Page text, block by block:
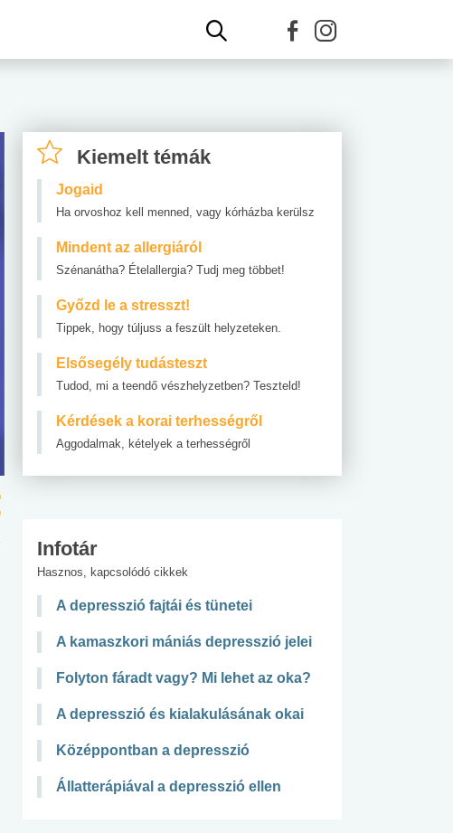
Kiemelt témák
Jogaid
Ha orvoshoz kell menned, vagy kórházba kerülsz
Mindent az allergiáról
Szénanátha? Ételallergia? Tudj meg többet!
Győzd le a stresszt!
Tippek, hogy túljuss a feszült helyzeteken.
Elsősegély tudásteszt
Tudod, mi a teendő vészhelyzetben? Teszteld!
Kérdések a korai terhességről
Aggodalmak, kételyek a terhességről
Infotár
Hasznos, kapcsolódó cikkek
A depresszió fajtái és tünetei
A kamaszkori mániás depresszió jelei
Folyton fáradt vagy? Mi lehet az oka?
A depresszió és kialakulásának okai
Középpontban a depresszió
Állatterápiával a depresszió ellen